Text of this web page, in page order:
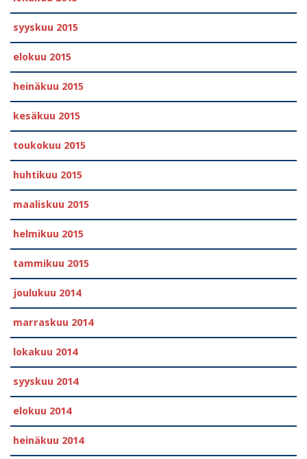
syyskuu 2015
elokuu 2015
heinäkuu 2015
kesäkuu 2015
toukokuu 2015
huhtikuu 2015
maaliskuu 2015
helmikuu 2015
tammikuu 2015
joulukuu 2014
marraskuu 2014
lokakuu 2014
syyskuu 2014
elokuu 2014
heinäkuu 2014